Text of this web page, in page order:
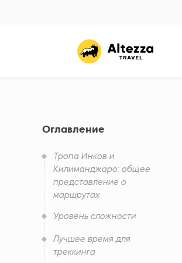
Оглавление
Тропа Инков и
Килиманджаро: общее
представление о
маршрутах
Уровень сложности
Лучшее время для
треккинга